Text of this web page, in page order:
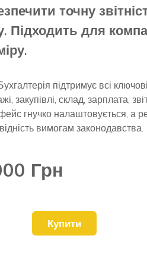
точну
Підходить для
підтримує всі
закупівлі, склад, зарплата,
гнучко налаштовується, а
вимогам законодавства.
Грн
Купити